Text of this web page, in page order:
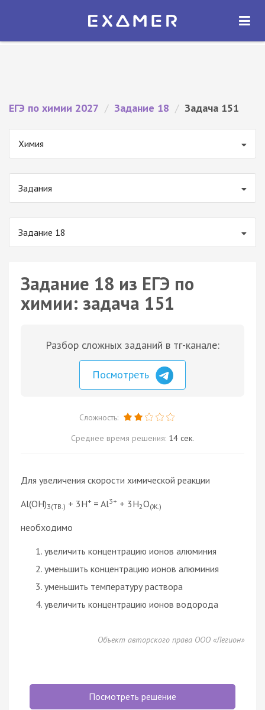
Экзамер — ЕГЭ 2027
ОТКРЫТЬ
ЕГЭ по химии 2027 / Задание 18 / Задача 151
Химия
Задания
Задание 18
Задание 18 из ЕГЭ по
химии: задача 151
Разбор сложных заданий в тг-канале:
Посмотреть
Сложность:
Среднее время решения: 14 сек.
Для увеличения скорости химической реакции
Al(OH)3(ТВ.) + 3H+ = Al3+ + 3H2O(Ж.)
необходимо
увеличить концентрацию ионов алюминия
уменьшить концентрацию ионов алюминия
уменьшить температуру раствора
увеличить концентрацию ионов водорода
Объект авторского права ООО «Легион»
Посмотреть решение